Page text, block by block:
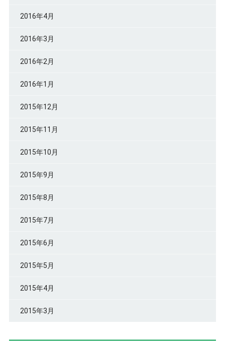
2016年4月
2016年3月
2016年2月
2016年1月
2015年12月
2015年11月
2015年10月
2015年9月
2015年8月
2015年7月
2015年6月
2015年5月
2015年4月
2015年3月